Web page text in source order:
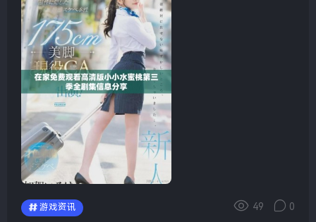
游戏资讯 49 0